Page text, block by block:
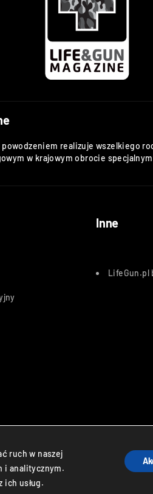
powodzeniem realizuje wszelkiego
w krajowym obrocie
Inne
LifeGun.pl
ruch w naszej
i analitycznym.
ich usług.